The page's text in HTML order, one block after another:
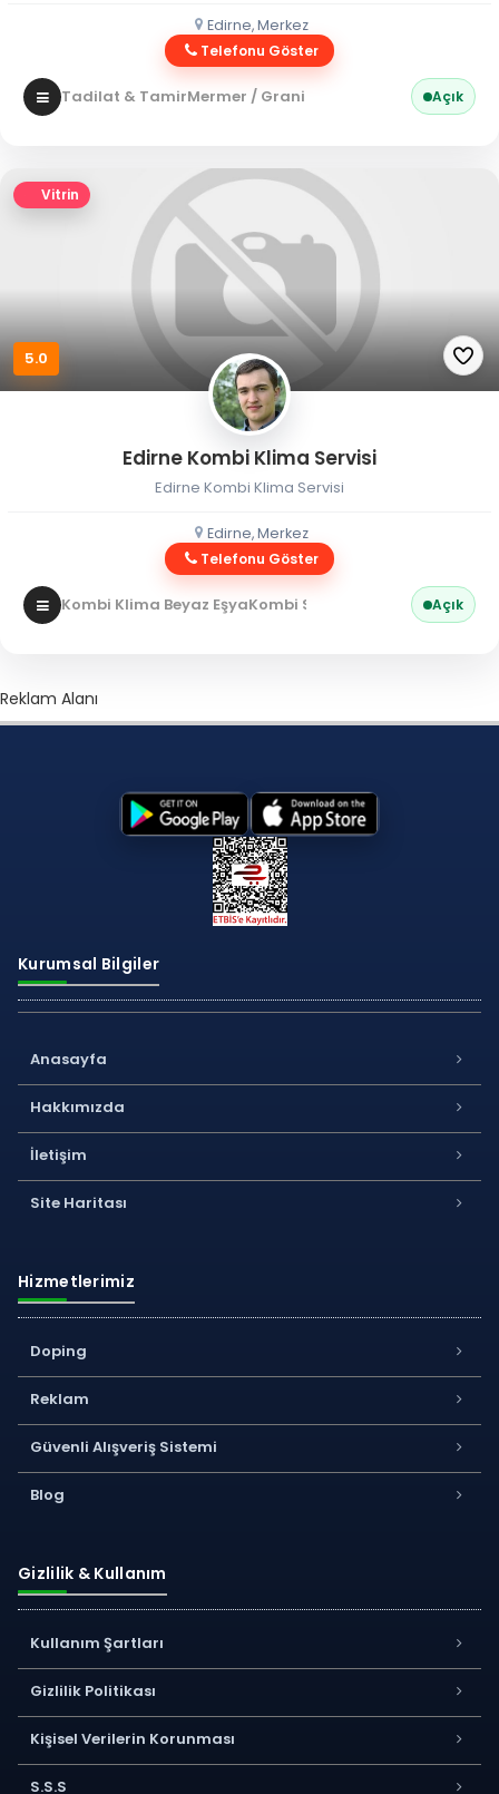
Edirne, Merkez
Telefonu Göster
Tadilat & TamirMermer / Granit Açık
Vitrin
5.0
Edirne Kombi Klima Servisi
Edirne Kombi Klima Servisi
Edirne, Merkez
Telefonu Göster
Kombi Klima Beyaz EşyaKombi Servisi Açık
Reklam Alanı
Kurumsal Bilgiler
Anasayfa
Hakkımızda
İletişim
Site Haritası
Hizmetlerimiz
Doping
Reklam
Güvenli Alışveriş Sistemi
Blog
Gizlilik & Kullanım
Kullanım Şartları
Gizlilik Politikası
Kişisel Verilerin Korunması
S.S.S